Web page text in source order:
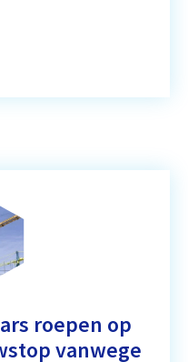
roepen op
vanwege